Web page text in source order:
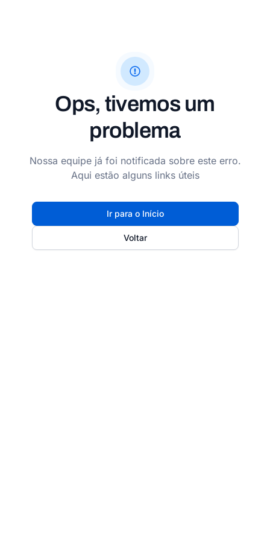
Ops, tivemos um
problema
Nossa equipe já foi notificada sobre este erro.
Aqui estão alguns links úteis
Ir para o Início
Voltar